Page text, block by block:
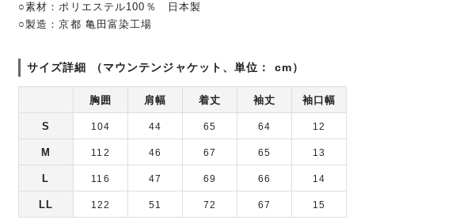
○素材：ポリエステル100％ 日本製
○製造：京都 亀田富染工場
サイズ詳細 （マウンテンジャケット、単位： cm）
胸囲 肩幅 着丈 袖丈 袖口幅
S 104 44 65 64 12
M 112 46 67 65 13
L 116 47 69 66 14
LL 122 51 72 67 15